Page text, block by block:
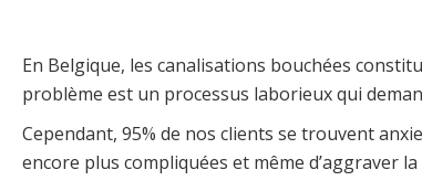
En Belgique, les canalisations bouchées
problème est un processus laborieux qui
Cependant, 95% de nos clients se trouvent
encore plus compliquées et même d’aggraver